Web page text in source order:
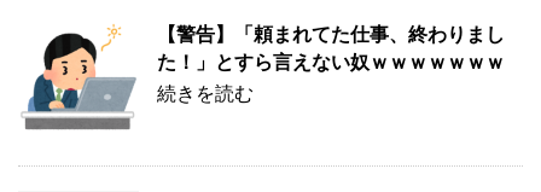
【警告】「頼まれてた仕事、終わりまし
た！」とすら言えない奴ｗｗｗｗｗｗｗ
続きを読む